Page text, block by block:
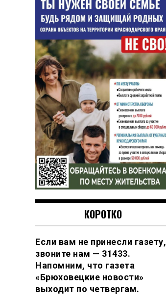
КОРОТКО
Если вам не принесли газету,
звоните нам — 31433.
Напомним, что газета
«Брюховецкие новости»
выходит по четвергам.